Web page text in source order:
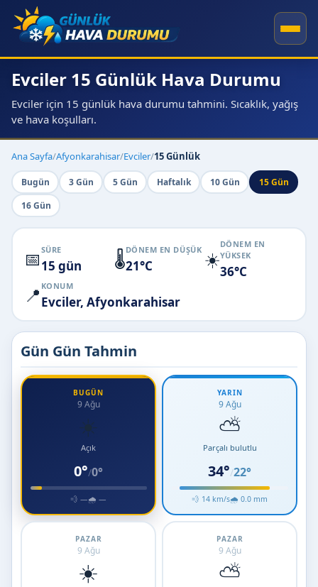
Evciler 15 Günlük Hava Durumu
Evciler için 15 günlük hava durumu tahmini. Sıcaklık, yağış
ve hava koşulları.
Ana Sayfa/Afyonkarahisar/Evciler/15 Günlük
Bugün 3 Gün 5 Gün Haftalık 10 Gün
15 Gün
16 Gün
📅 SÜRE
15 gün 🌡️DÖNEM EN DÜŞÜK
21°C ☀️
DÖNEM EN
YÜKSEK
36°C
📍 KONUM
Evciler, Afyonkarahisar
Gün Gün Tahmin
BUGÜN
9 Ağu
☀️
Açık
0°/0°
💨 —🌧 —
YARIN
9 Ağu
⛅
Parçalı bulutlu
34°/22°
💨 14 km/s🌧 0.0 mm
PAZAR
9 Ağu
☀️
PAZAR
9 Ağu
⛅